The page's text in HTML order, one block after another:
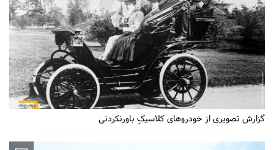
گزارش تصویری از خودروهای کلاسیکِ باورنکردنی